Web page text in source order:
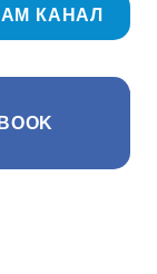
КАНАЛ